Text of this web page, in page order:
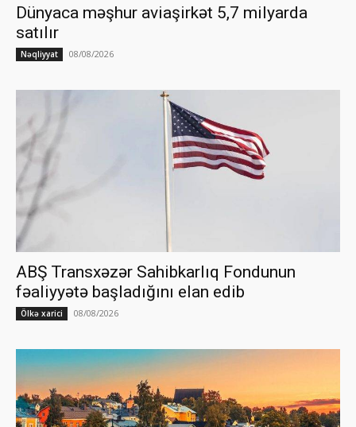
Dünyaca məşhur aviaşirkət 5,7 milyarda
satılır
Nəqliyyat 08/08/2026
ABŞ Transxəzər Sahibkarlıq Fondunun
fəaliyyətə başladığını elan edib
Ölkə xarici 08/08/2026